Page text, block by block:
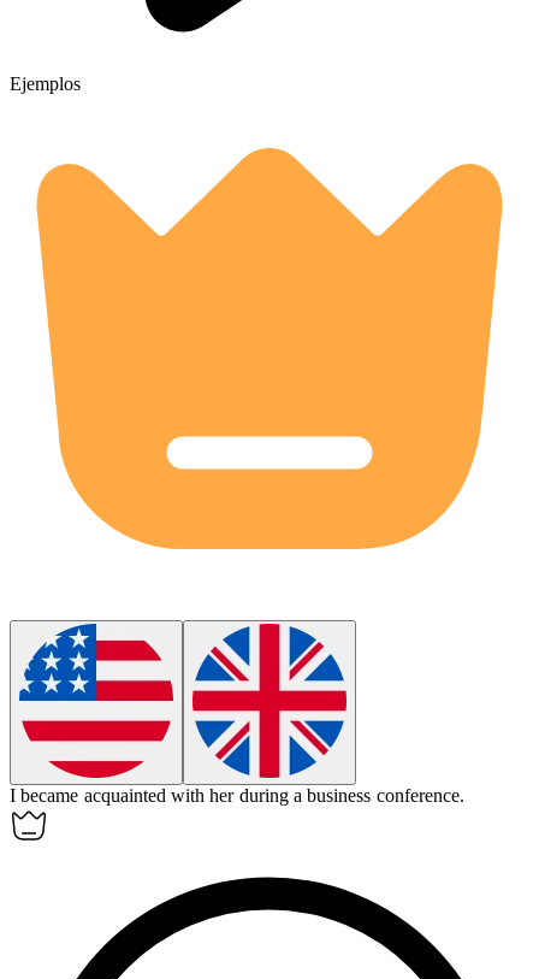
Ejemplos
I became acquainted with her during a business conference.